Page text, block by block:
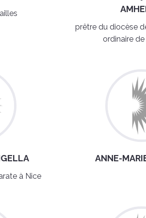
prêtre du diocèse
ordinaire
à Nice
ANNE-